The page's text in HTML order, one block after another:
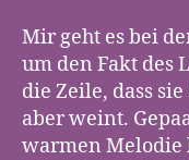
Mir geht es bei
um den Fakt des
die Zeile, dass
aber weint.
warmen Melodie